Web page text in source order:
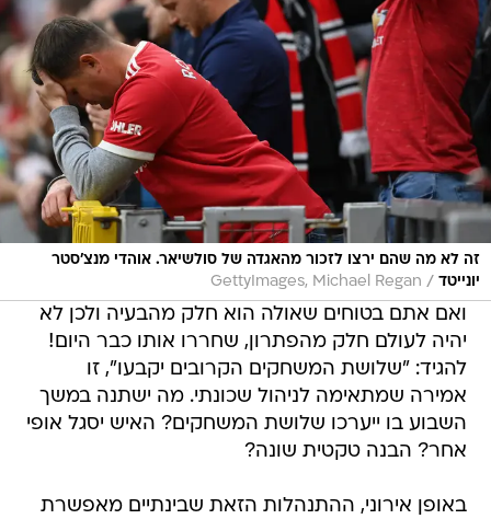
זה לא מה שהם ירצו לזכור מהאגדה של סולשיאר. אוהדי מנצ'סטר
יונייטד /
GettyImages, Michael Regan
ואם אתם בטוחים שאולה הוא חלק מהבעיה ולכן לא
יהיה לעולם חלק מהפתרון, שחררו אותו כבר היום!
להגיד: "שלושת המשחקים הקרובים יקבעו", זו
אמירה שמתאימה לניהול שכונתי. מה ישתנה במשך
השבוע בו ייערכו שלושת המשחקים? האיש יסגל אופי
אחר? הבנה טקטית שונה?
באופן אירוני, ההתנהלות הזאת שבינתיים מאפשרת